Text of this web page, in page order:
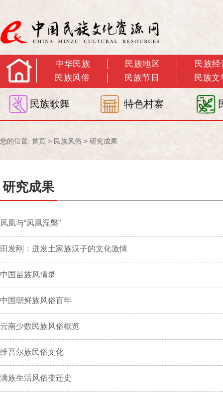
中华民族 民族地区
民族经
民族风俗
民族节日 民族文
民族歌舞 特色村寨
您的位置: 首页 > 民族风俗 > 研究成果
研究成果
凤凰与“凤凰涅槃”
田发刚：迸发土家族汉子的文化激情
中国苗族风情录
中国朝鲜族风俗百年
云南少数民族风俗概览
维吾尔族民俗文化
满族生活风俗变迁史